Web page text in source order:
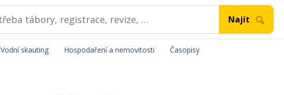
Vodní skauting Hospodaření a nemovitosti Časopisy